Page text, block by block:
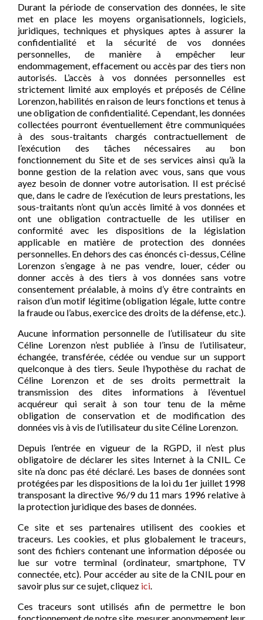
Durant la période de conservation des données, le site
met en place les moyens organisationnels, logiciels,
juridiques, techniques et physiques aptes à assurer la
confidentialité et la sécurité de vos données
personnelles, de manière à empêcher leur
endommagement, effacement ou accès par des tiers non
autorisés. L’accès à vos données personnelles est
strictement limité aux employés et préposés de Céline
Lorenzon, habilités en raison de leurs fonctions et tenus à
une obligation de confidentialité. Cependant, les données
collectées pourront éventuellement être communiquées
à des sous-traitants chargés contractuellement de
l’exécution des tâches nécessaires au bon
fonctionnement du Site et de ses services ainsi qu’à la
bonne gestion de la relation avec vous, sans que vous
ayez besoin de donner votre autorisation. Il est précisé
que, dans le cadre de l’exécution de leurs prestations, les
sous-traitants n’ont qu’un accès limité à vos données et
ont une obligation contractuelle de les utiliser en
conformité avec les dispositions de la législation
applicable en matière de protection des données
personnelles. En dehors des cas énoncés ci-dessus, Céline
Lorenzon s’engage à ne pas vendre, louer, céder ou
donner accès à des tiers à vos données sans votre
consentement préalable, à moins d’y être contraints en
raison d’un motif légitime (obligation légale, lutte contre
la fraude ou l’abus, exercice des droits de la défense, etc.).
Aucune information personnelle de l’utilisateur du site
Céline Lorenzon n’est publiée à l’insu de l’utilisateur,
échangée, transférée, cédée ou vendue sur un support
quelconque à des tiers. Seule l’hypothèse du rachat de
Céline Lorenzon et de ses droits permettrait la
transmission des dites informations à l’éventuel
acquéreur qui serait à son tour tenu de la même
obligation de conservation et de modification des
données vis à vis de l’utilisateur du site Céline Lorenzon.
Depuis l’entrée en vigueur de la RGPD, il n’est plus
obligatoire de déclarer les sites Internet à la CNIL. Ce
site n’a donc pas été déclaré. Les bases de données sont
protégées par les dispositions de la loi du 1er juillet 1998
transposant la directive 96/9 du 11 mars 1996 relative à
la protection juridique des bases de données.
Ce site et ses partenaires utilisent des cookies et
traceurs. Les cookies, et plus globalement le traceurs,
sont des fichiers contenant une information déposée ou
lue sur votre terminal (ordinateur, smartphone, TV
connectée, etc). Pour accéder au site de la CNIL pour en
savoir plus sur ce sujet, cliquez ici
Ces traceurs sont utilisés afin de permettre le bon